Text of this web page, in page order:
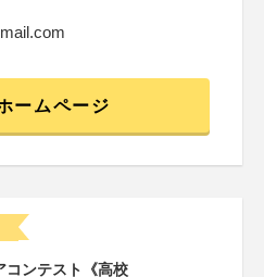
ームページ
コンテスト《高校